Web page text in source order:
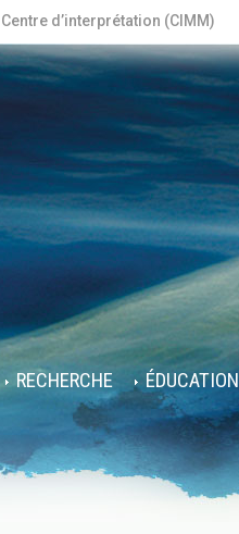
Centre d’interprétation (CIMM)
RECHERCHE ÉDUCATION